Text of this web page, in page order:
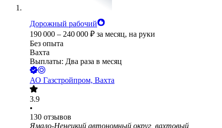
Дорожный рабочий
190 000 – 240 000 ₽ за месяц, на руки
Без опыта
Вахта
Выплаты: Два раза в месяц
АО Газстройпром, Вахта
3.9
•
130 отзывов
Ямало-Ненецкий автономный округ, вахтовый